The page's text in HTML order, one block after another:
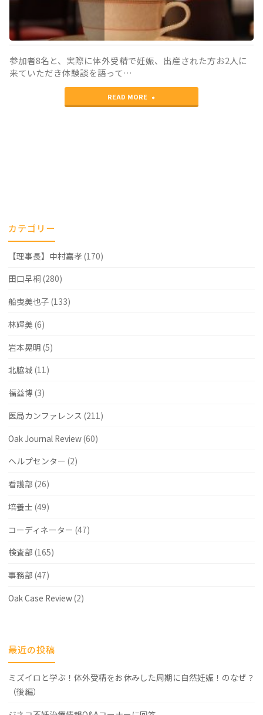
参加者8名と、実際に体外受精で妊娠、出産された方お2人に
来ていただき体験談を語って…
READ MORE
"40
カテゴリー
【理事長】中村嘉孝(170)
田口早桐 (280)
船曳美也子 (133)
林輝美 (6)
岩本晃明 (5)
北脇城 (11)
福益博 (3)
医局カンファレンス (211)
Oak Journal Review(60)
ヘルプセンター (2)
看護部 (26)
培養士 (49)
コーディネーター (47)
検査部 (165)
事務部 (47)
Oak Case Review(2)
最近の投稿
ミズイロと学ぶ！体外受精をお休みした周期に自然妊娠！のなぜ？
（後編）